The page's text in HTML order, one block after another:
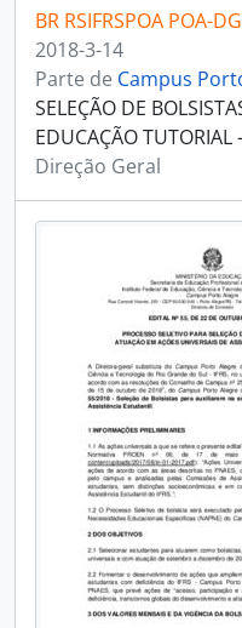
BR RSIFRSPOA POA-
2018-3-14
Parte de Campus
SELEÇÃO DE
EDUCAÇÃO TUTORIAL
Direção Geral